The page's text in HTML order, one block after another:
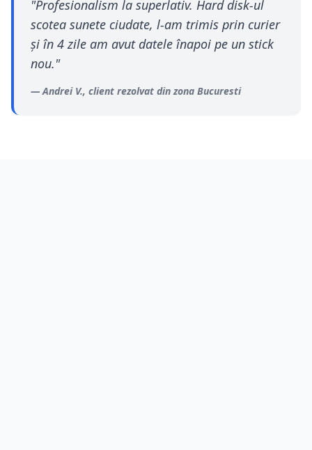
"Profesionalism la superlativ. Hard disk-ul
scotea sunete ciudate, l-am trimis prin curier
și în 4 zile am avut datele înapoi pe un stick
nou."
—Andrei V., client rezolvat din zona Bucuresti